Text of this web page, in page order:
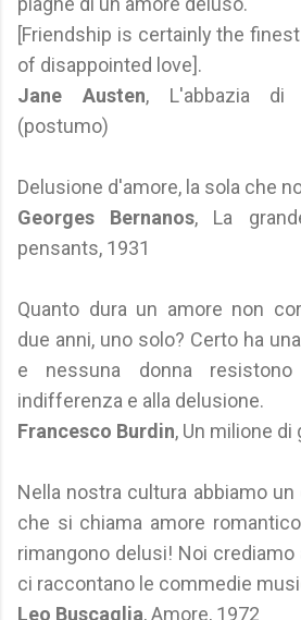
[Friendship is certainly the
of disappointed love].
Jane Austen, L'abbazia di
(postumo)
Delusione d'amore, la sola che
Georges Bernanos, La
pensants, 1931
Quanto dura un amore non
due anni, uno solo? Certo ha
e nessuna donna
indifferenza e alla delusione.
Francesco Burdin, Un milione di
Nella nostra cultura abbiamo
che si chiama amore
rimangono delusi! Noi crediamo
ci raccontano le commedie
Leo Buscaglia, Amore, 1972